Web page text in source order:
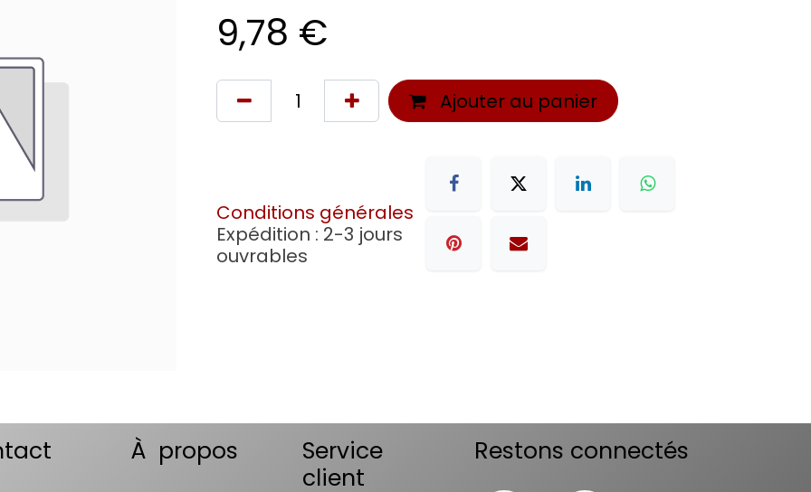
9,78 €
Ajouter au panier
Conditions générales
Expédition : 2-3 jours
ouvrables
À propos
Service
client
Restons connectés